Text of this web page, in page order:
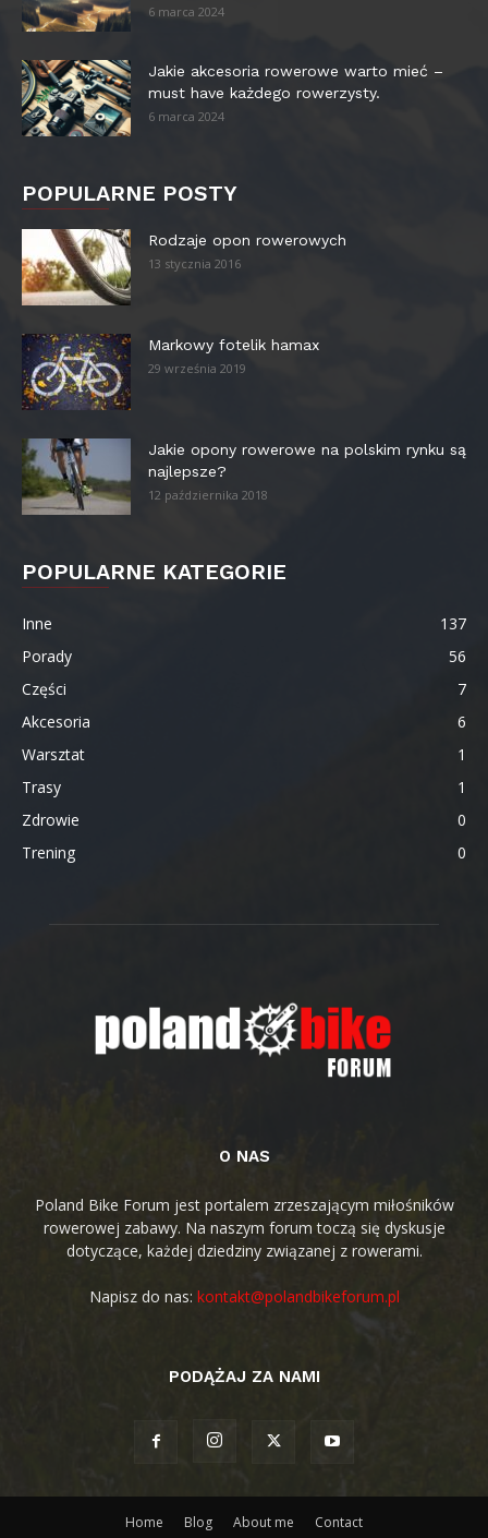
6 marca 2024
Jakie akcesoria rowerowe warto mieć –
must have każdego rowerzysty.
6 marca 2024
POPULARNE POSTY
Rodzaje opon rowerowych
13 stycznia 2016
Markowy fotelik hamax
29 września 2019
Jakie opony rowerowe na polskim rynku są
najlepsze?
12 października 2018
POPULARNE KATEGORIE
Inne
137
Porady
56
Części
7
Akcesoria
6
Warsztat
1
Trasy
1
Zdrowie
0
Trening
0
O NAS
Poland Bike Forum jest portalem zrzeszającym miłośników
rowerowej zabawy. Na naszym forum toczą się dyskusje
dotyczące, każdej dziedziny związanej z rowerami.
Napisz do nas: kontakt@polandbikeforum.pl
PODĄŻAJ ZA NAMI
Home Blog About me Contact